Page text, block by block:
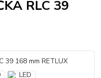
RLC 39